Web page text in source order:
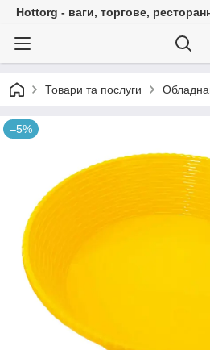
Hottorg - ваги, торгове,
Товари та послуги
–5%